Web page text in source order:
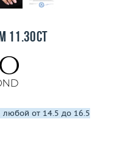
11.30ct
от 14.5 до 16.5